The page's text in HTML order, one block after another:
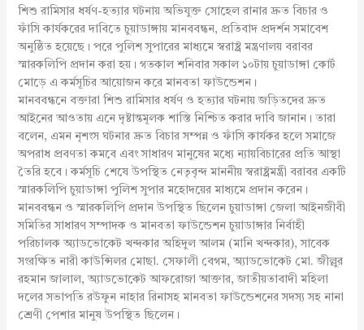
শিশু রামিসার ধর্ষণ-হত্যার ঘটনায় অভিযুক্ত সোহেল রানার দ্রুত বিচার ও
ফাঁসি কার্যকরের দাবিতে চুয়াডাঙ্গায় মানববন্ধন, প্রতিবাদ প্রদর্শন সমাবেশ
অনুষ্ঠিত হয়েছে। পরে পুলিশ সুপারের মাধ্যমে স্বরাষ্ট্র মন্ত্রণালয় বরাবর
স্মারকলিপি প্রদান করা হয়। গতকাল শনিবার সকাল ১০টায় চুয়াডাঙ্গা কোর্ট
মোড়ে এ কর্মসূচির আয়োজন করে মানবতা ফাউন্ডেশন।
মানববন্ধনে বক্তারা শিশু রামিসার ধর্ষণ ও হত্যার ঘটনায় জড়িতদের দ্রুত
আইনের আওতায় এনে দৃষ্টান্তমূলক শাস্তি নিশ্চিত করার দাবি জানান। তারা
বলেন, এমন নৃশংস ঘটনার দ্রুত বিচার সম্পন্ন ও ফাঁসি কার্যকর হলে সমাজে
অপরাধ প্রবণতা কমবে এবং সাধারণ মানুষের মধ্যে ন্যায়বিচারের প্রতি আস্থা
তৈরি হবে। কর্মসূচি শেষে উপস্থিত নেতৃবৃন্দ মাননীয় স্বরাষ্ট্রমন্ত্রী বরাবর একটি
স্মারকলিপি চুয়াডাঙ্গা পুলিশ সুপার মহোদয়ের মাধ্যমে প্রদান করেন।
মানববন্ধন ও স্মারকলিপি প্রদান উপস্থিত ছিলেন চুয়াডাঙ্গা জেলা আইনজীবী
সমিতির সাধারণ সম্পাদক ও মানবতা ফাউন্ডেশন চুয়াডাঙ্গার নির্বাহী
পরিচালক অ্যাডভোকেট খন্দকার অহিদুল আলম (মানি খন্দকার), সাবেক
সংরক্ষিত নারী কাউন্সিলর মোছা. সেফালী বেগম, অ্যাডভোকেট মো. জীল্লুর
রহমান জালাল, অ্যাডভোকেট আফরোজা আক্তার, জাতীয়তাবাদী মহিলা
দলের সভাপতি রউফুন নাহার রিনাসহ মানবতা ফাউন্ডেশনের সদস্য সহ নানা
শ্রেণী পেশার মানুষ উপস্থিত ছিলেন।